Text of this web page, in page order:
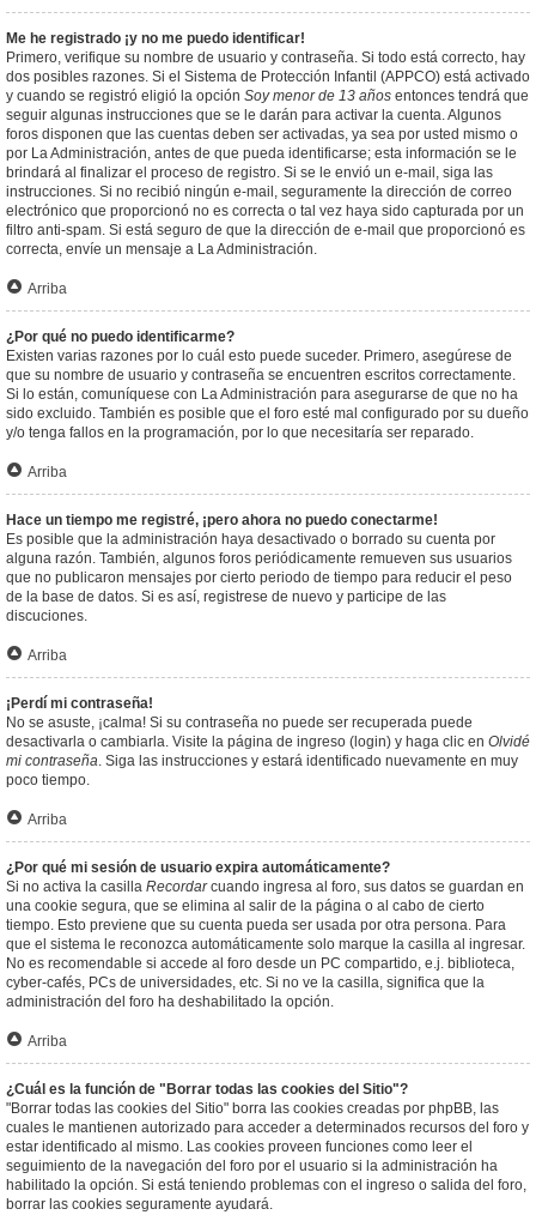
Me he registrado ¡y no me puedo identificar!
Primero, verifique su nombre de usuario y contraseña. Si todo está correcto, hay
dos posibles razones. Si el Sistema de Protección Infantil (APPCO) está activado
y cuando se registró eligió la opción Soy menor de 13 años entonces tendrá que
seguir algunas instrucciones que se le darán para activar la cuenta. Algunos
foros disponen que las cuentas deben ser activadas, ya sea por usted mismo o
por La Administración, antes de que pueda identificarse; esta información se le
brindará al finalizar el proceso de registro. Si se le envió un e-mail, siga las
instrucciones. Si no recibió ningún e-mail, seguramente la dirección de correo
electrónico que proporcionó no es correcta o tal vez haya sido capturada por un
filtro anti-spam. Si está seguro de que la dirección de e-mail que proporcionó es
correcta, envíe un mensaje a La Administración.
Arriba
¿Por qué no puedo identificarme?
Existen varias razones por lo cuál esto puede suceder. Primero, asegúrese de
que su nombre de usuario y contraseña se encuentren escritos correctamente.
Si lo están, comuníquese con La Administración para asegurarse de que no ha
sido excluido. También es posible que el foro esté mal configurado por su dueño
y/o tenga fallos en la programación, por lo que necesitaría ser reparado.
Arriba
Hace un tiempo me registré, ¡pero ahora no puedo conectarme!
Es posible que la administración haya desactivado o borrado su cuenta por
alguna razón. También, algunos foros periódicamente remueven sus usuarios
que no publicaron mensajes por cierto periodo de tiempo para reducir el peso
de la base de datos. Si es así, registrese de nuevo y participe de las
discuciones.
Arriba
¡Perdí mi contraseña!
No se asuste, ¡calma! Si su contraseña no puede ser recuperada puede
desactivarla o cambiarla. Visite la página de ingreso (login) y haga clic en Olvidé
mi contraseña. Siga las instrucciones y estará identificado nuevamente en muy
poco tiempo.
Arriba
¿Por qué mi sesión de usuario expira automáticamente?
Si no activa la casilla Recordarcuando ingresa al foro, sus datos se guardan en
una cookie segura, que se elimina al salir de la página o al cabo de cierto
tiempo. Esto previene que su cuenta pueda ser usada por otra persona. Para
que el sistema le reconozca automáticamente solo marque la casilla al ingresar.
No es recomendable si accede al foro desde un PC compartido, e.j. biblioteca,
cyber-cafés, PCs de universidades, etc. Si no ve la casilla, significa que la
administración del foro ha deshabilitado la opción.
Arriba
¿Cuál es la función de "Borrar todas las cookies del Sitio"?
"Borrar todas las cookies del Sitio" borra las cookies creadas por phpBB, las
cuales le mantienen autorizado para acceder a determinados recursos del foro y
estar identificado al mismo. Las cookies proveen funciones como leer el
seguimiento de la navegación del foro por el usuario si la administración ha
habilitado la opción. Si está teniendo problemas con el ingreso o salida del foro,
borrar las cookies seguramente ayudará.